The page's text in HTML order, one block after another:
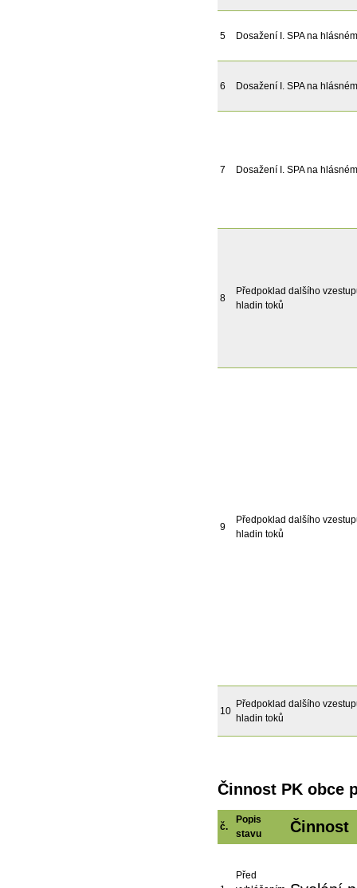
5 Dosažení I. SPA na
6 Dosažení I. SPA na
7 Dosažení I. SPA na
8
Předpoklad dalšího
hladin toků
9
Předpoklad dalšího
hladin toků
10
Předpoklad dalšího
hladin toků
Činnost PK obce
č.
Popis
stavu
Činnost
Před